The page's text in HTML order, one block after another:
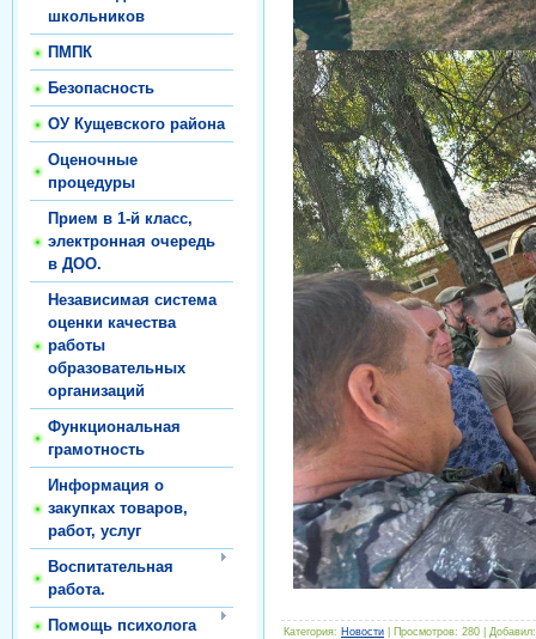
школьников
ПМПК
Безопасность
ОУ Кущевского района
Оценочные
процедуры
Прием в 1-й класс,
электронная очередь
в ДОО.
Независимая система
оценки качества
работы
образовательных
организаций
Функциональная
грамотность
Информация о
закупках товаров,
работ, услуг
Воспитательная
работа.
Помощь психолога
Категория: Новости Просмотров: 280 Добавил: